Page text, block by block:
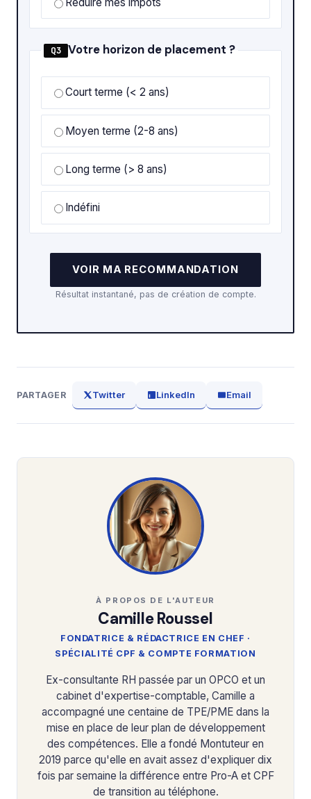
Q3 Votre horizon de placement ?
Court terme (< 2 ans)
Moyen terme (2-8 ans)
Long terme (> 8 ans)
Indéfini
VOIR MA RECOMMANDATION
Résultat instantané, pas de création de compte.
PARTAGER Twitter LinkedIn Email
À PROPOS DE L'AUTEUR
Camille Roussel
FONDATRICE & RÉDACTRICE EN CHEF ·
SPÉCIALITÉ CPF & COMPTE FORMATION
Ex-consultante RH passée par un OPCO et un
cabinet d'expertise-comptable, Camille a
accompagné une centaine de TPE/PME dans la
mise en place de leur plan de développement
des compétences. Elle a fondé Montuteur en
2019 parce qu'elle en avait assez d'expliquer dix
fois par semaine la différence entre Pro-A et CPF
de transition au téléphone.